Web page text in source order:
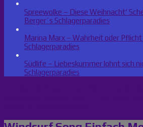
Spreewolke – Diese Weihnacht‘
Berger´s Schlagerparadies
Marina Marx – Wahrheit oder Pflicht
Schlagerparadies
Südlife – Liebeskummer lohnt sich
Schlagerparadies